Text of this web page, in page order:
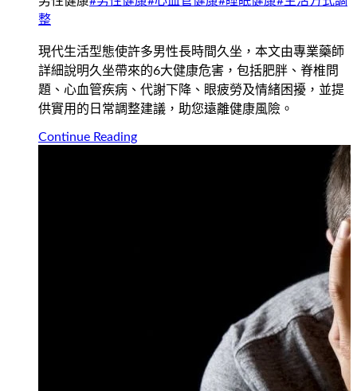
整
現代生活型態使許多男性長時間久坐，本文由專業藥師
詳細說明久坐帶來的6大健康危害，包括肥胖、脊椎問
題、心血管疾病、代謝下降、眼疲勞及情緒困擾，並提
供實用的日常調整建議，助您遠離健康風險。
Continue Reading